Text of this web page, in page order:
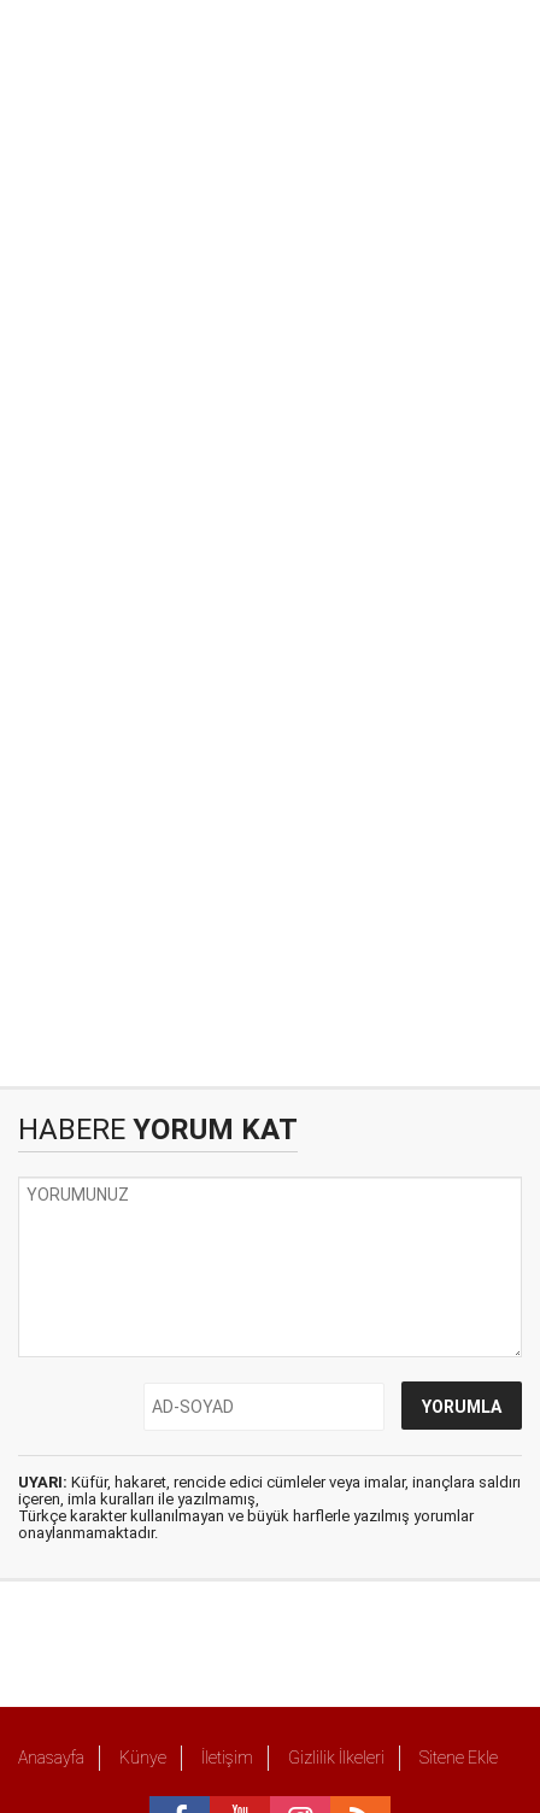
HABERE YORUM KAT
UYARI: Küfür, hakaret, rencide edici cümleler veya imalar, inançlara saldırı
içeren, imla kuralları ile yazılmamış,
Türkçe karakter kullanılmayan ve büyük harflerle yazılmış yorumlar
onaylanmamaktadır.
Anasayfa Künye İletişim Gizlilik İlkeleri Sitene Ekle